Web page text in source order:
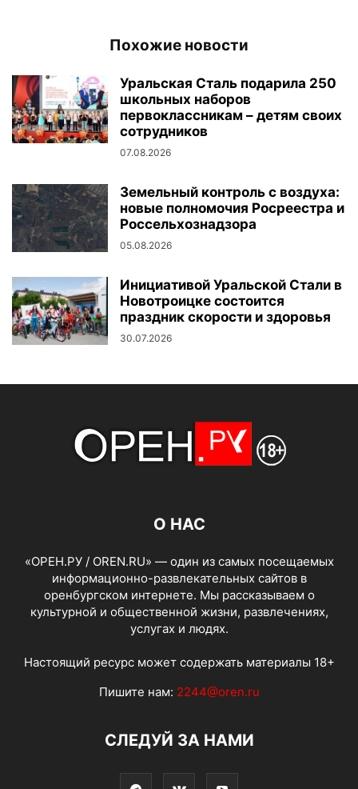
Похожие новости
Уральская Сталь подарила 250
школьных наборов
первоклассникам – детям своих
сотрудников
07.08.2026
Земельный контроль с воздуха:
новые полномочия Росреестра и
Россельхознадзора
05.08.2026
Инициативой Уральской Стали в
Новотроицке состоится
праздник скорости и здоровья
30.07.2026
О НАС
«ОРЕН.РУ / OREN.RU» — один из самых посещаемых
информационно-развлекательных сайтов в
оренбургском интернете. Мы рассказываем о
культурной и общественной жизни, развлечениях,
услугах и людях.
Настоящий ресурс может содержать материалы 18+
Пишите нам: 2244@oren.ru
СЛЕДУЙ ЗА НАМИ